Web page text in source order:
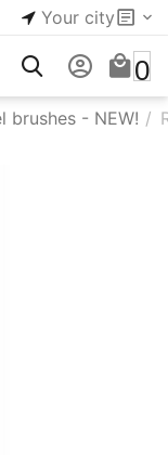
Your city
0
brushes - NEW! /